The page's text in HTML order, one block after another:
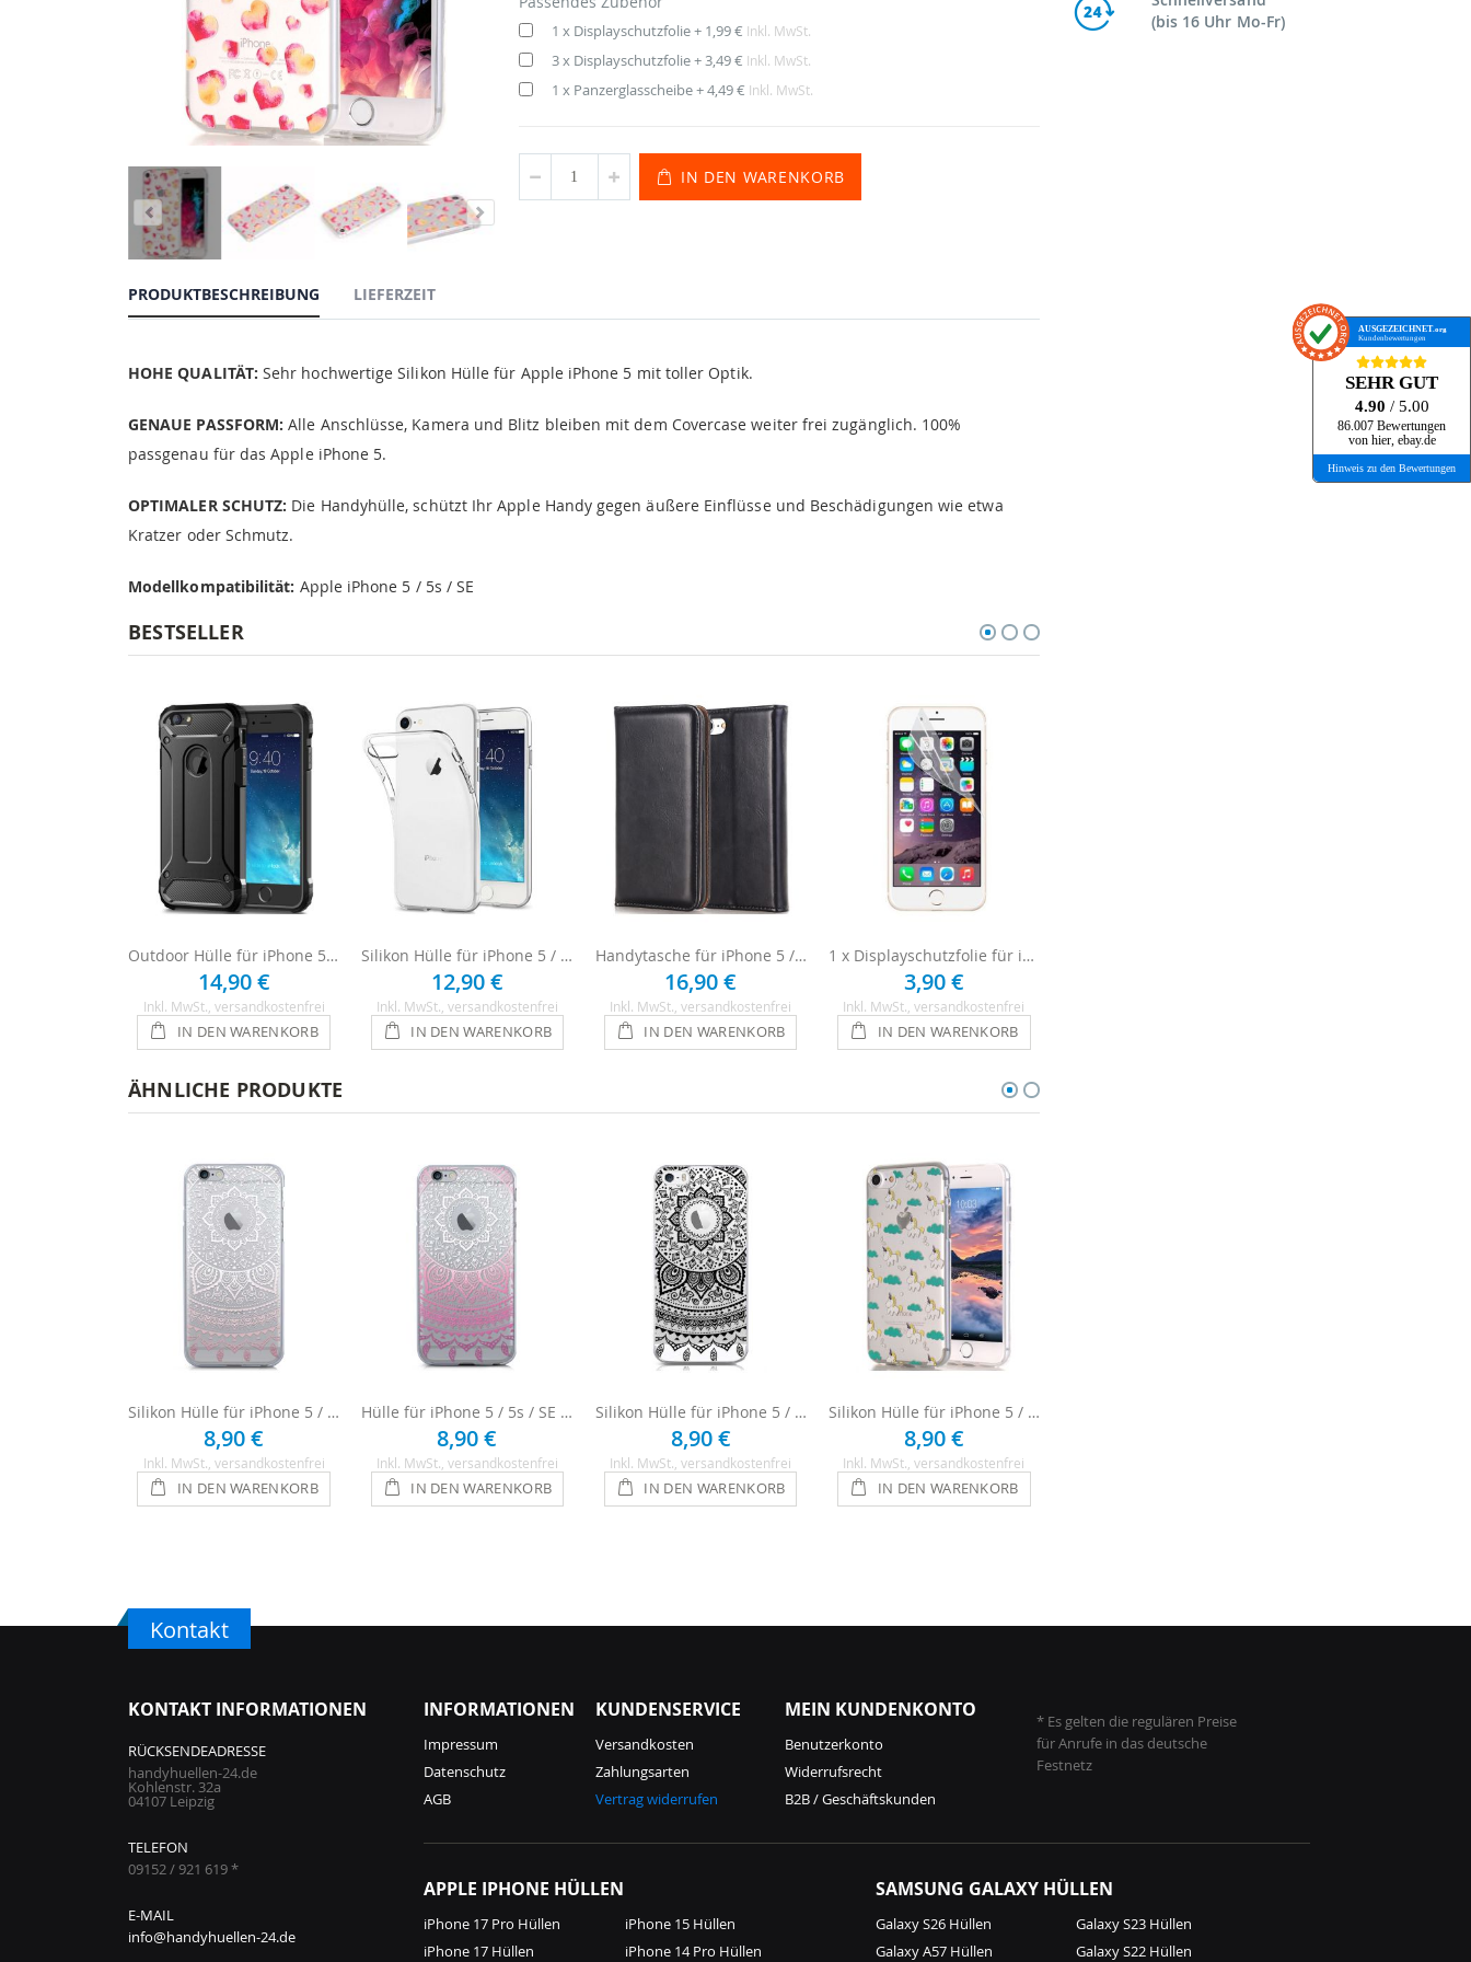
1 x Displayschutzfolie+ 1,99 € Inkl. MwSt.
3 x Displayschutzfolie+3,49 € Inkl. MwSt.
1 x Panzerglasscheibe+4,49 € Inkl. MwSt.
IN DEN WARENKORB
PRODUKTBESCHREIBUNG
HOHE QUALITÄT: Sehr hochwertige Silikon Hülle für Apple iPhone 5 mit toller Optik.
GENAUE PASSFORM: Alle Anschlüsse, Kamera und Blitz bleiben mit dem Covercase weiter frei zugänglich. 100%
passgenau für das Apple iPhone 5.
OPTIMALER SCHUTZ: Die Handyhülle, schützt Ihr Apple Handy gegen äußere Einflüsse und Beschädigungen wie etwa
Kratzer oder Schmutz.
Modellkompatibilität: Apple iPhone 5 / 5s / SE
LIEFERZEIT
BESTSELLER
Outdoor Hülle für iPhone 5 / 5s / SE - Schwarz
14,90 €
Inkl. MwSt. , versandkostenfrei
IN DEN WARENKORB
Silikon Hülle für iPhone 5 / 5s / SE - Transparent
12,90 €
Inkl. MwSt. , versandkostenfrei
IN DEN WARENKORB
Handytasche für iPhone 5 / 5s / SE - Schwarz
16,90 €
Inkl. MwSt. , versandkostenfrei
IN DEN WARENKORB
1 x Displayschutzfolie für iPhone 5 / 5s / SE
3,90 €
Inkl. MwSt. , versandkostenfrei
IN DEN WARENKORB
ÄHNLICHE PRODUKTE
Silikon Hülle für iPhone 5 / 5s / SE - Rosa Mandala
8,90 €
Inkl. MwSt. , versandkostenfrei
IN DEN WARENKORB
Hülle für iPhone 5 / 5s / SE - Pinkes Mandala
8,90 €
Inkl. MwSt. , versandkostenfrei
IN DEN WARENKORB
Silikon Hülle für iPhone 5 / 5s / SE - Mandala
8,90 €
Inkl. MwSt. , versandkostenfrei
IN DEN WARENKORB
Silikon Hülle für iPhone 5 / 5s / SE - Einhorn
8,90 €
Inkl. MwSt. , versandkostenfrei
IN DEN WARENKORB
(bis 16 Uhr Mo-Fr)
Kontakt
KONTAKT INFORMATIONEN
RÜCKSENDEADRESSE
handyhuellen-24.de
Kohlenstr. 32a
04107 Leipzig
TELEFON
09152 / 921 619 *
E-MAIL
info@handyhuellen-24.de
INFORMATIONEN
Impressum
Datenschutz
AGB
KUNDENSERVICE
Versandkosten
Zahlungsarten
Vertrag widerrufen
MEIN KUNDENKONTO
Benutzerkonto
Widerrufsrecht
B2B / Geschäftskunden
* Es gelten die regulären Preise
für Anrufe in das deutsche
Festnetz
APPLE IPHONE HÜLLEN
iPhone 17 Pro Hüllen
iPhone 17 Hüllen
iPhone 15 Hüllen
iPhone 14 Pro Hüllen
SAMSUNG GALAXY HÜLLEN
Galaxy S26 Hüllen
Galaxy A57 Hüllen
Galaxy S23 Hüllen
Galaxy S22 Hüllen
AUSGEZEICHNET.org
Kundenbewertungen
SEHR GUT
4.90 / 5.00
86.007 Bewertungen
von hier, ebay.de
Hinweis zu den Bewertungen